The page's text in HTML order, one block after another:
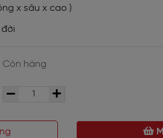
x sâu x cao )
Còn hàng